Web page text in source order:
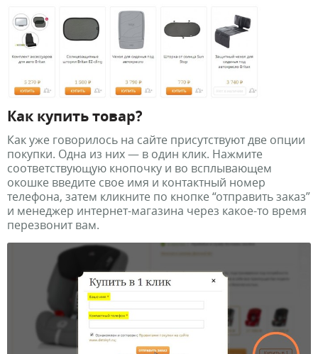
Как купить товар?
Как уже говорилось на сайте присутствуют две опции
покупки. Одна из них — в один клик. Нажмите
соответствующую кнопочку и во всплывающем
окошке введите свое имя и контактный номер
телефона, затем кликните по кнопке “отправить заказ”
и менеджер интернет-магазина через какое-то время
перезвонит вам.